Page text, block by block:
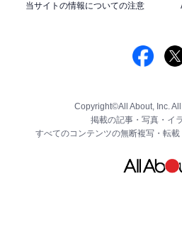
当サイトの情報についての注意
Copyright©All About, Inc.
掲載の記事・写真・イ
すべてのコンテンツの無断複写・転載